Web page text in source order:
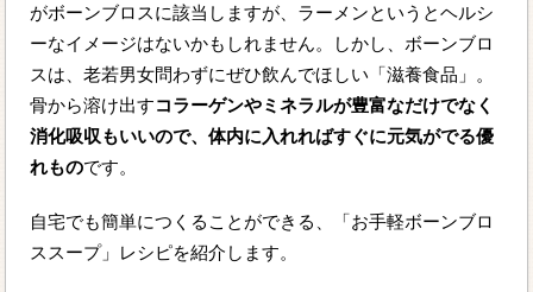
がボーンブロスに該当しますが、ラーメンというとヘルシ
ーなイメージはないかもしれません。しかし、ボーンブロ
スは、老若男女問わずにぜひ飲んでほしい「滋養食品」。
骨から溶け出すコラーゲンやミネラルが豊富なだけでなく
消化吸収もいいので、体内に入れればすぐに元気がでる優
れものです。
自宅でも簡単につくることができる、「お手軽ボーンブロ
ススープ」レシピを紹介します。